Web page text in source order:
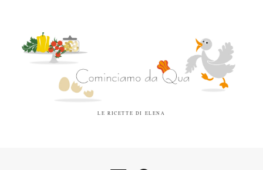
LE RICETTE DI ELENA